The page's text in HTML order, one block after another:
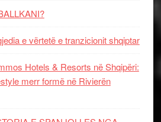
e vërtetë e tranzicionit shqiptar
Hotels & Resorts në Shqipëri:
merr formë në Rivierën